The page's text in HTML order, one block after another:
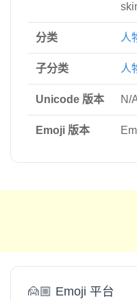
分类 人
子分类 人
Unicode 版本 N/
Emoji 版本
🙍🏼 Emoji 平台